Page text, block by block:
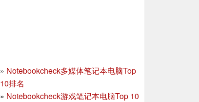
» Notebookcheck多媒体笔记本电脑Top
10排名
» Notebookcheck游戏笔记本电脑Top 10